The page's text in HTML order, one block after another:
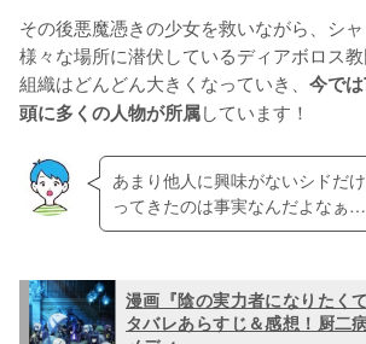
その後悪魔憑きの少女を救いながら、シ
様々な場所に潜伏しているディアボロス教
組織はどんどん大きくなっていき、 今で
頭に多くの人物が所属しています！
あまり他人に興味がないシドだ
ってきたのは事実なんだよな
漫画『陰の実力者になりたく
タバレあらすじ＆感想！厨二